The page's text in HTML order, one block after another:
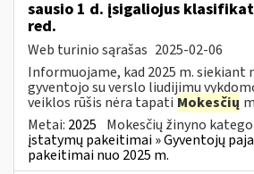
sausio 1 d. įsigaliojus
red.
Web turinio sąrašas 2025-02-06
Informuojame, kad 2025 m. siekiant
gyventojo su verslo liudijimu
veiklos rūšis nėra tapati Mokesčių
Metai: 2025 Mokesčių žinyno
įstatymų pakeitimai » Gyventojų
pakeitimai nuo 2025 m.